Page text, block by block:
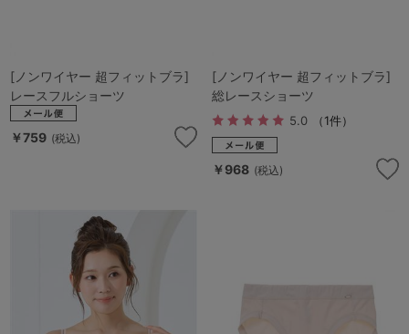
[ノンワイヤー 超フィットブラ]
レースフルショーツ
￥759 (税込)
[ノンワイヤー 超フィットブラ]
総レースショーツ
5.0 （1件）
￥968 (税込)